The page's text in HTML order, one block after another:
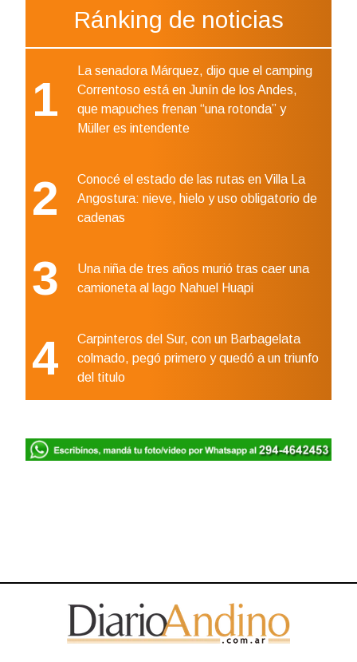
Ránking de noticias
1
La senadora Márquez, dijo que el camping
Correntoso está en Junín de los Andes,
que mapuches frenan “una rotonda” y
Müller es intendente
2
Conocé el estado de las rutas en Villa La
Angostura: nieve, hielo y uso obligatorio de
cadenas
3
Una niña de tres años murió tras caer una
camioneta al lago Nahuel Huapi
4
Carpinteros del Sur, con un Barbagelata
colmado, pegó primero y quedó a un triunfo
del titulo